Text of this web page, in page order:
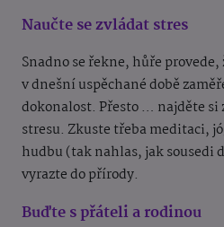
Naučte se zvládat stres
Snadno se řekne, hůře provede,
v dnešní uspěchané době
dokonalost. Přesto … najděte si
stresu. Zkuste třeba meditaci,
hudbu (tak nahlas, jak sousedi
vyrazte do přírody.
Buďte s přáteli a rodinou